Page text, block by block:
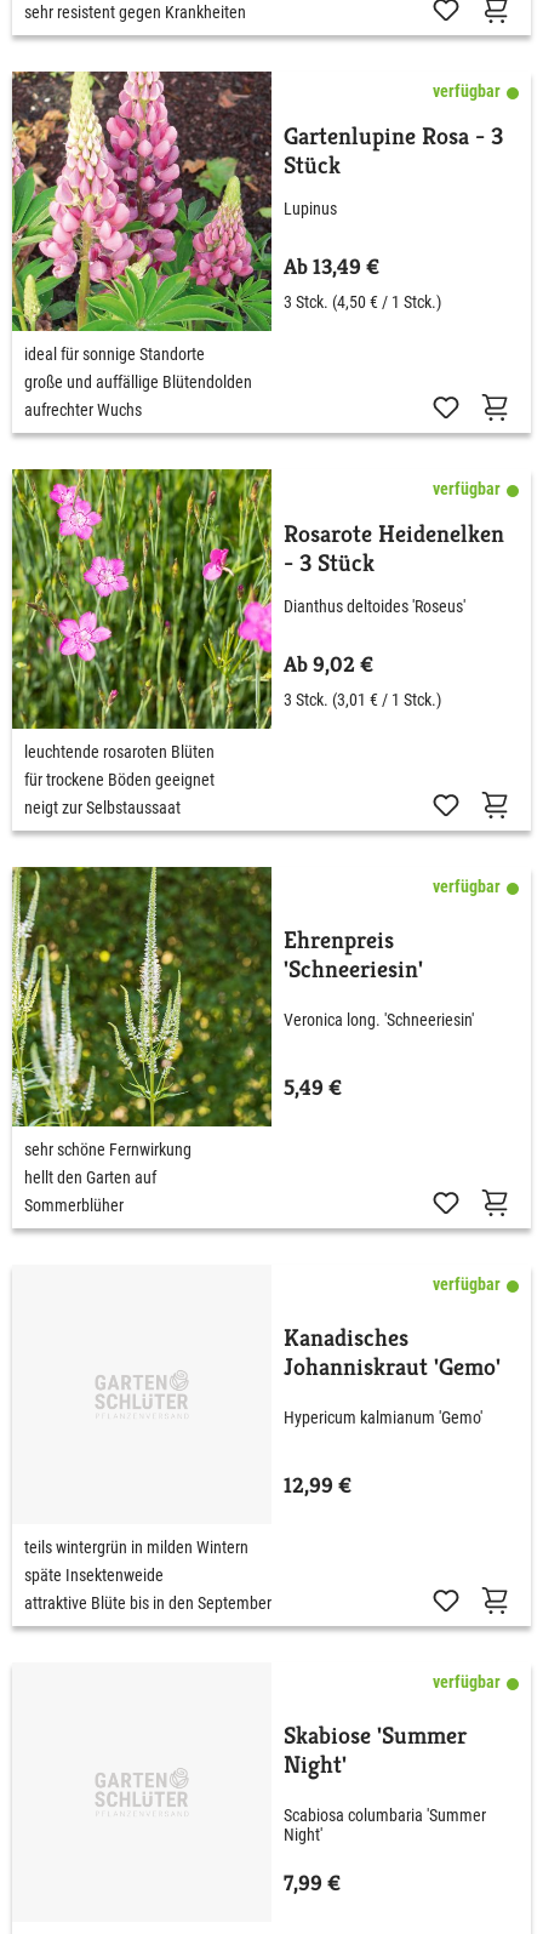
sehr resistent gegen Krankheiten
verfügbar
Gartenlupine Rosa - 3
Stück
Lupinus
Ab 13,49 €
3 Stck. (4,50 € / 1 Stck.)
ideal für sonnige Standorte
große und auffällige Blütendolden
aufrechter Wuchs
verfügbar
Rosarote Heidenelken
- 3 Stück
Dianthus deltoides 'Roseus'
Ab 9,02 €
3 Stck. (3,01 € / 1 Stck.)
leuchtende rosaroten Blüten
für trockene Böden geeignet
neigt zur Selbstaussaat
verfügbar
Ehrenpreis
'Schneeriesin'
Veronica long. 'Schneeriesin'
5,49 €
sehr schöne Fernwirkung
hellt den Garten auf
Sommerblüher
verfügbar
Kanadisches
Johanniskraut 'Gemo'
Hypericum kalmianum 'Gemo'
12,99 €
teils wintergrün in milden Wintern
späte Insektenweide
attraktive Blüte bis in den September
verfügbar
Skabiose 'Summer
Night'
Scabiosa columbaria 'Summer
Night'
7,99 €